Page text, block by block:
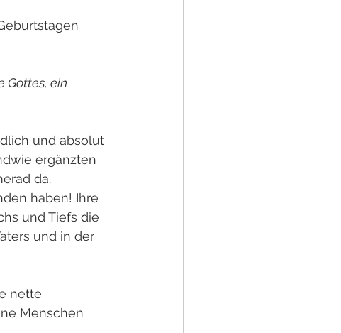
Gottes, ein
und absolut
ergänzten
da.
haben! Ihre
und Tiefs die
und in der
nette
Menschen